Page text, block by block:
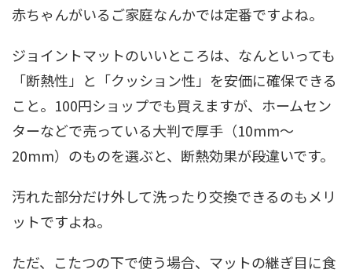
赤ちゃんがいるご家庭なんかでは定番ですよね。
ジョイントマットのいいところは、なんといっても
「断熱性」と「クッション性」を安価に確保できる
こと。100円ショップでも買えますが、ホームセン
ターなどで売っている大判で厚手（10mm〜
20mm）のものを選ぶと、断熱効果が段違いです。
汚れた部分だけ外して洗ったり交換できるのもメリ
ットですよね。
ただ、こたつの下で使う場合、マットの継ぎ目に食